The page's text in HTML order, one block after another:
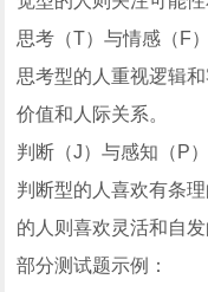
思考（T）与情感（F
思考型的人重视逻辑
价值和人际关系。
判断（J）与感知（P
判断型的人喜欢有条
的人则喜欢灵活和自
部分测试题示例：